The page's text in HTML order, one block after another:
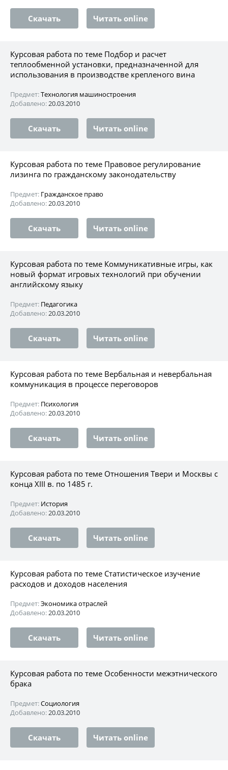
Скачать Читать online
Курсовая работа по теме Подбор и расчет
теплообменной установки, предназначенной для
использования в производстве крепленого вина
Предмет:Технология машиностроения
Добавлено:20.03.2010
Скачать Читать online
Курсовая работа по теме Правовое регулирование
лизинга по гражданскому законодательству
Предмет: Гражданское право
Добавлено:20.03.2010
Скачать Читать online
Курсовая работа по теме Коммуникативные игры, как
новый формат игровых технологий при обучении
английскому языку
Предмет: Педагогика
Добавлено:20.03.2010
Скачать Читать online
Курсовая работа по теме Вербальная и невербальная
коммуникация в процессе переговоров
Предмет: Психология
Добавлено:20.03.2010
Скачать Читать online
Курсовая работа по теме Отношения Твери и Москвы с
конца XIII в. по 1485 г.
Предмет: История
Добавлено:20.03.2010
Скачать Читать online
Курсовая работа по теме Статистическое изучение
расходов и доходов населения
Предмет:Экономика отраслей
Добавлено:20.03.2010
Скачать Читать online
Курсовая работа по теме Особенности межэтнического
брака
Предмет:Социология
Добавлено:20.03.2010
Скачать Читать online